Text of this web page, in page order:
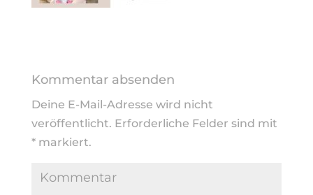
Kommentar absenden
Deine E-Mail-Adresse wird nicht
veröffentlicht. Erforderliche Felder sind mit
*markiert.